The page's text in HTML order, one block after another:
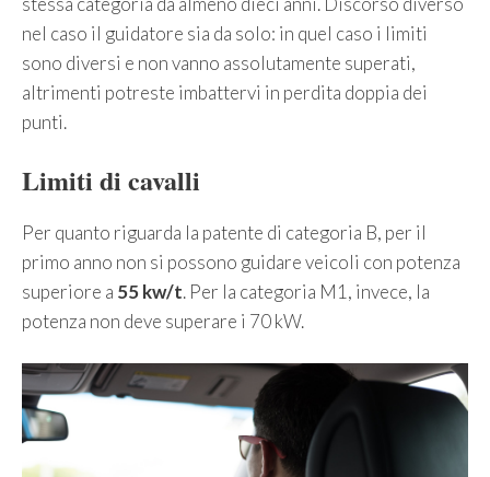
nel caso il guidatore sia da solo: in quel caso i limiti
sono diversi e non vanno assolutamente superati,
altrimenti potreste imbattervi in perdita doppia dei
punti.
Limiti di cavalli
Per quanto riguarda la patente di categoria B, per il
primo anno non si possono guidare veicoli con potenza
superiore a 55 kw/t. Per la categoria M1, invece, la
potenza non deve superare i 70 kW.